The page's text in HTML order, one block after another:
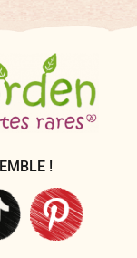
!